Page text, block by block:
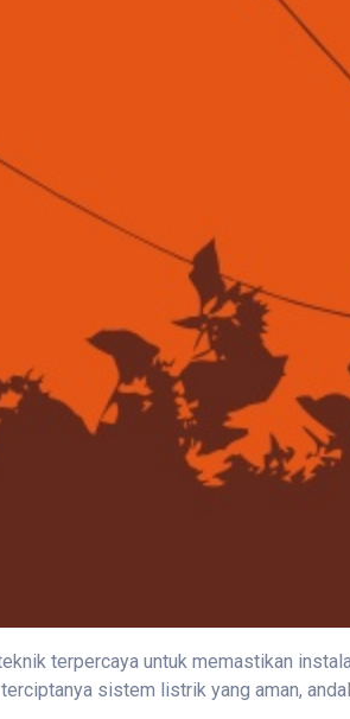
terpercaya untuk memastikan
sistem listrik yang aman,